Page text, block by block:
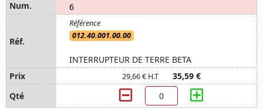
6
012.40.001.00.00
INTERRUPTEUR DE TERRE BETA
29,66 € H.T 35,59 €